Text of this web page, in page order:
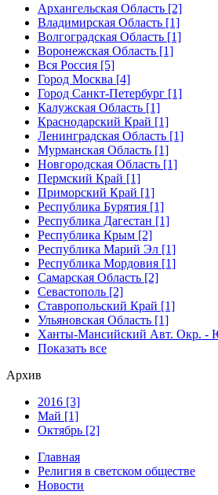
Архангельская Область [2]
Владимирская Область [1]
Волгоградская Область [1]
Воронежская Область [1]
Вся Россия [5]
Город Москва [4]
Город Санкт-Петербург [1]
Калужская Область [1]
Краснодарский Край [1]
Ленинградская Область [1]
Мурманская Область [1]
Новгородская Область [1]
Пермский Край [1]
Приморский Край [1]
Республика Бурятия [1]
Республика Дагестан [1]
Республика Крым [2]
Республика Марий Эл [1]
Республика Мордовия [1]
Самарская Область [2]
Севастополь [2]
Ставропольский Край [1]
Ульяновская Область [1]
Ханты-Мансийский Авт. Окр. -
Показать все
Архив
2016 [3]
Май [1]
Октябрь [2]
Главная
Религия в светском обществе
Новости